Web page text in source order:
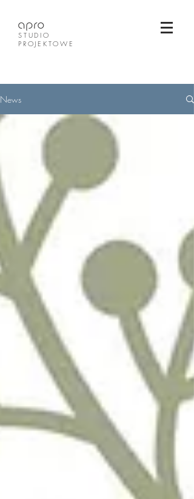
apro
STUDIO
PROJEKTOWE
News